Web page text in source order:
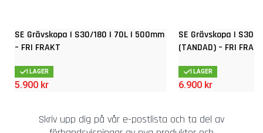
SE Grävskopa | S30/180 | 70L | 500mm
– FRI FRAKT
I LAGER
5.900 kr
SE Grävskopa | S30/
(TANDAD) – FRI
I LAGER
6.900 kr
Skriv upp dig på vår e-postlista och ta del av